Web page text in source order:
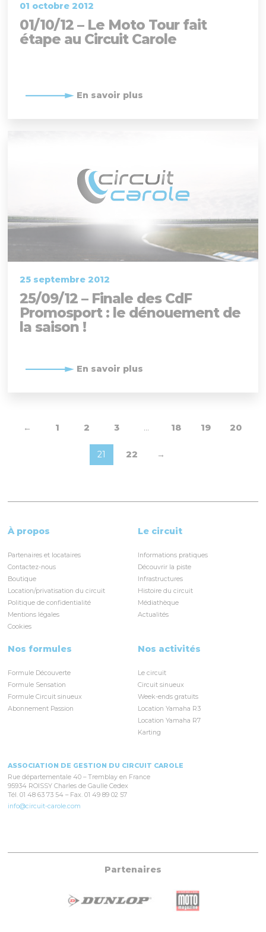
01 octobre 2012
01/10/12 – Le Moto Tour fait
étape au Circuit Carole
En savoir plus
25 septembre 2012
25/09/12 – Finale des CdF
Promosport : le dénouement de
la saison !
En savoir plus
← 1 2 3 … 18 19 20
21 22 →
À propos
Partenaires et locataires
Contactez-nous
Boutique
Location/privatisation du circuit
Politique de confidentialité
Mentions légales
Cookies
Le circuit
Informations pratiques
Découvrir la piste
Infrastructures
Histoire du circuit
Médiathèque
Actualités
Nos formules
Formule Découverte
Formule Sensation
Formule Circuit sinueux
Abonnement Passion
Nos activités
Le circuit
Circuit sinueux
Week-ends gratuits
Location Yamaha R3
Location Yamaha R7
Karting
ASSOCIATION DE GESTION DU CIRCUIT CAROLE
Rue départementale 40 – Tremblay en France
95934 ROISSY Charles de Gaulle Cedex
Tél. 01 48 63 73 54 – Fax. 01 49 89 02 57
info@circuit-carole.com
Partenaires